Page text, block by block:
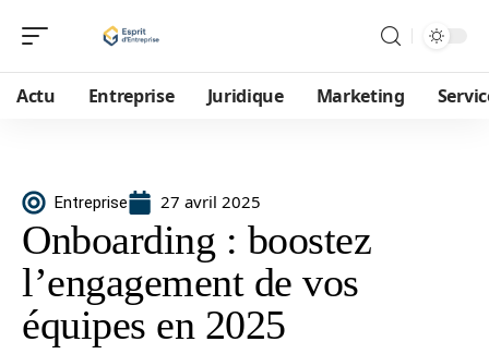
Actu Entreprise Juridique Marketing
Entreprise 27 avril 2025
Onboarding : boostez
l’engagement de vos
équipes en 2025